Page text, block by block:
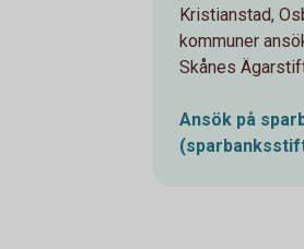
Kristianstad,
kommuner
Skånes
Ansök på